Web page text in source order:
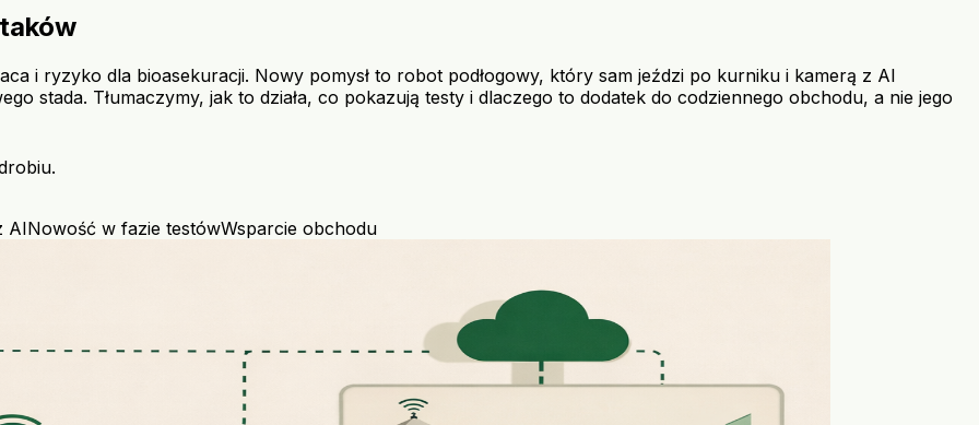
i ryzyko dla bioasekuracji. Nowy pomysł to robot podłogowy, który sam jeździ po kurniku i kamerą z AI
stada. Tłumaczymy, jak to działa, co pokazują testy i dlaczego to dodatek do codziennego obchodu, a nie jego
AINowość w fazie testówWsparcie obchodu